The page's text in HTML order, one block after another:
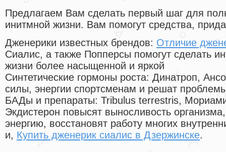
Предлагаем Вам сделать первый шаг для
инитмной жизни. Вам помогут средства,
Дженерики известных брендов: Отличие
Сиалис, а также Попперсы помогут сделать
жизни более насыщенной и яркой
Синтетические гормоны роста: Динатроп,
силы, энергии спортсменам и решат
БАДы и препараты: Tribulus terrestris,
Экдистерон повысят выносливость
энергию, восстановят работу многих
и, Купить дженерик сиалис в Дзержинске.